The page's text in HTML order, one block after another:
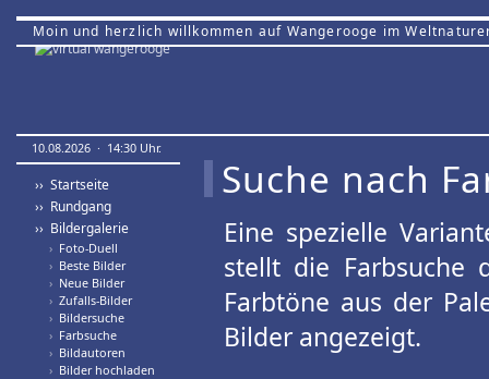
Moin und herzlich willkommen auf Wangerooge im
10.08.2026 · 14:30 Uhr.
›› Startseite
›› Rundgang
›› Bildergalerie
› Foto-Duell
› Beste Bilder
› Neue Bilder
› Zufalls-Bilder
› Bildersuche
› Farbsuche
› Bildautoren
› Bilder hochladen
Suche nach
Eine spezielle
stellt die Farbsuche
Farbtöne aus der
Bilder angezeigt.